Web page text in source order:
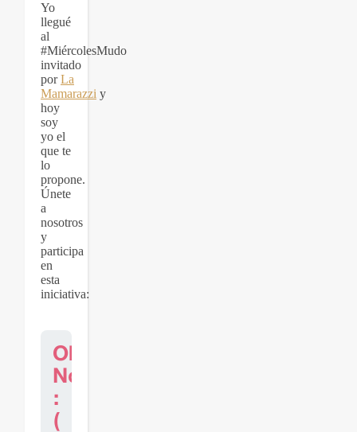
Yo
llegué
al
#MiércolesMudo
invitado
porLa
Mamarazzi y
hoy
soy
yo el
que te
lo
propone.
Únete
a
nosotros
y
participa
en
esta
iniciativa: